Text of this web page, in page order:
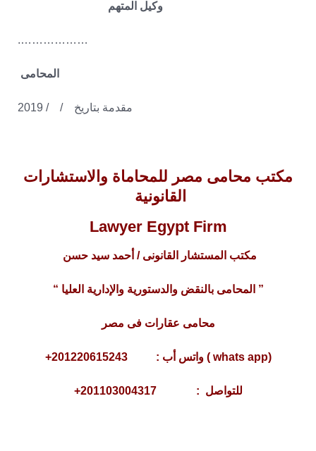
وكيل المتهم
……………….
المحامى
مقدمة بتاريخ / / 2019
مكتب محامى مصر للمحاماة والاستشارات
القانونية
Lawyer Egypt Firm
مكتب المستشار القانونى / أحمد سيد حسن
” المحامى بالنقض والدستورية والإدارية العليا “
محامى عقارات فى مصر
(whats app ) واتس أب : 201220615243+
للتواصل : 201103004317+